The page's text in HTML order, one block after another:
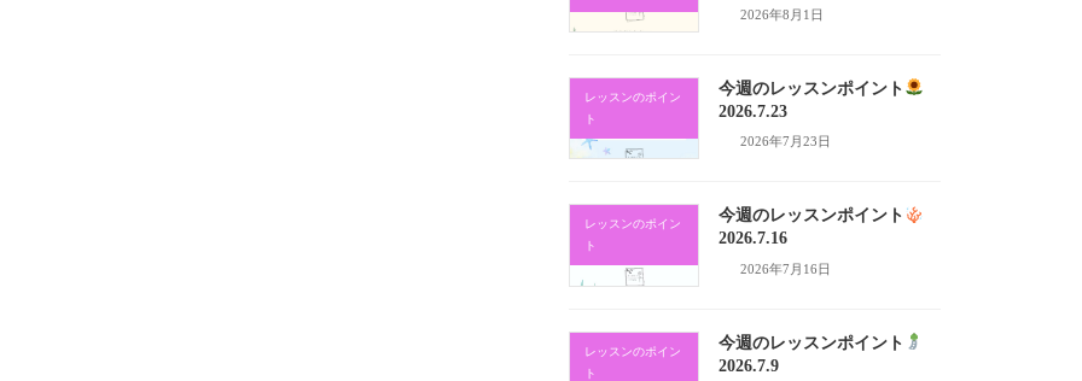
2026年8月1日
レッスンのポイン
ト
今週のレッスンポイント
2026.7.23
2026年7月23日
レッスンのポイン
ト
今週のレッスンポイント
2026.7.16
2026年7月16日
レッスンのポイン
ト
今週のレッスンポイント
2026.7.9